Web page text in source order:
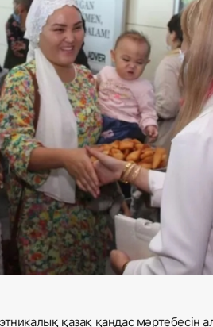
қазақ қандас мәртебесін